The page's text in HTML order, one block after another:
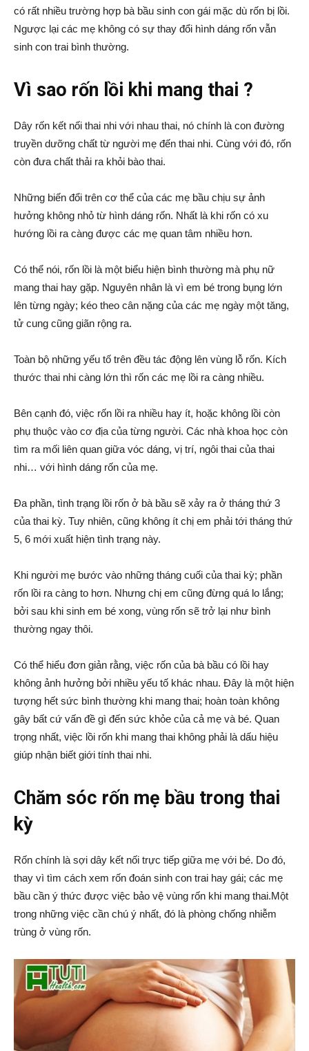
có rất nhiều trường hợp bà bầu sinh con gái mặc dù rốn bị lồi.
Ngược lại các mẹ không có sự thay đổi hình dáng rốn vẫn
sinh con trai bình thường.
Vì sao rốn lồi khi mang thai ?
Dây rốn kết nối thai nhi với nhau thai, nó chính là con đường
truyền dưỡng chất từ người mẹ đến thai nhi. Cùng với đó, rốn
còn đưa chất thải ra khỏi bào thai.
Những biến đổi trên cơ thể của các mẹ bầu chịu sự ảnh
hưởng không nhỏ từ hình dáng rốn. Nhất là khi rốn có xu
hướng lồi ra càng được các mẹ quan tâm nhiều hơn.
Có thể nói, rốn lồi là một biểu hiện bình thường mà phụ nữ
mang thai hay gặp. Nguyên nhân là vì em bé trong bụng lớn
lên từng ngày; kéo theo cân nặng của các mẹ ngày một tăng,
tử cung cũng giãn rộng ra.
Toàn bộ những yếu tố trên đều tác động lên vùng lỗ rốn. Kích
thước thai nhi càng lớn thì rốn các mẹ lồi ra càng nhiều.
Bên cạnh đó, việc rốn lồi ra nhiều hay ít, hoặc không lồi còn
phụ thuộc vào cơ địa của từng người. Các nhà khoa học còn
tìm ra mối liên quan giữa vóc dáng, vị trí, ngôi thai của thai
nhi… với hình dáng rốn của mẹ.
Đa phần, tình trạng lồi rốn ở bà bầu sẽ xảy ra ở tháng thứ 3
của thai kỳ. Tuy nhiên, cũng không ít chị em phải tới tháng thứ
5, 6 mới xuất hiện tình trạng này.
Khi người mẹ bước vào những tháng cuối của thai kỳ; phần
rốn lồi ra càng to hơn. Nhưng chị em cũng đừng quá lo lắng;
bởi sau khi sinh em bé xong, vùng rốn sẽ trở lại như bình
thường ngay thôi.
Có thể hiểu đơn giản rằng, việc rốn của bà bầu có lồi hay
không ảnh hưởng bởi nhiều yếu tố khác nhau. Đây là một hiện
tượng hết sức bình thường khi mang thai; hoàn toàn không
gây bất cứ vấn đề gì đến sức khỏe của cả mẹ và bé. Quan
trọng nhất, việc lồi rốn khi mang thai không phải là dấu hiệu
giúp nhận biết giới tính thai nhi.
Chăm sóc rốn mẹ bầu trong thai
kỳ
Rốn chính là sợi dây kết nối trực tiếp giữa mẹ với bé. Do đó,
thay vì tìm cách xem rốn đoán sinh con trai hay gái; các mẹ
bầu cần ý thức được việc bảo vệ vùng rốn khi mang thai.Một
trong những việc cần chú ý nhất, đó là phòng chống nhiễm
trùng ở vùng rốn.